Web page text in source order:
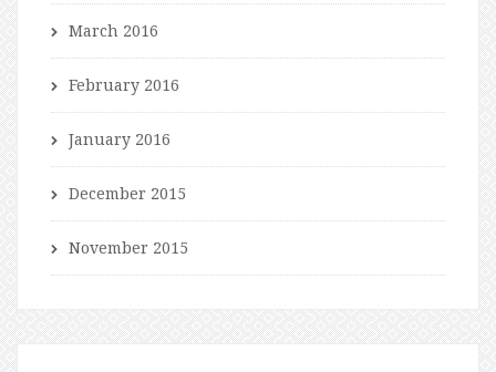
March 2016
February 2016
January 2016
December 2015
November 2015